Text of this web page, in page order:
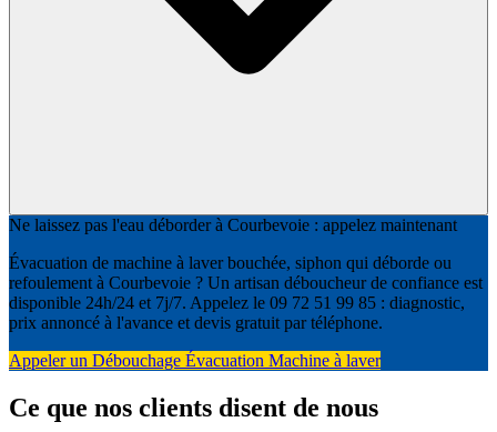
Ne laissez pas l'eau déborder à Courbevoie : appelez maintenant
Évacuation de machine à laver bouchée, siphon qui déborde ou
refoulement à Courbevoie ? Un artisan déboucheur de confiance est
disponible 24h/24 et 7j/7. Appelez le 09 72 51 99 85 : diagnostic,
prix annoncé à l'avance et devis gratuit par téléphone.
Appeler un Débouchage Évacuation Machine à laver
Ce que nos clients disent de nous